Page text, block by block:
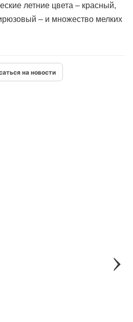
летние цвета – красный,
– и множество мелких
на новости